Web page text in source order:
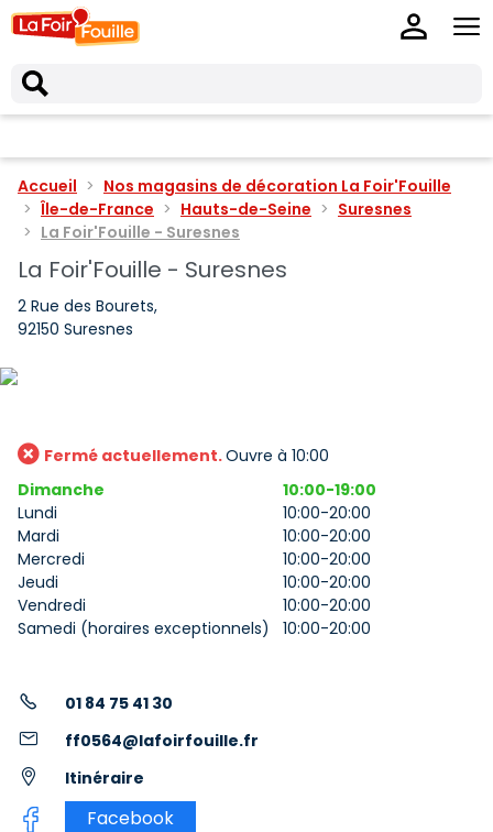
Accueil
Nos magasins de décoration La Foir'Fouille
Île-de-France
Hauts-de-Seine
Suresnes
La Foir'Fouille - Suresnes
La Foir'Fouille - Suresnes
2 Rue des Bourets,
92150 Suresnes
Fermé actuellement.Ouvre à 10:00
Dimanche
10:00-19:00
Lundi
10:00-20:00
Mardi
10:00-20:00
Mercredi
10:00-20:00
Jeudi
10:00-20:00
Vendredi
10:00-20:00
Samedi (horaires exceptionnels)
10:00-20:00
01 84 75 41 30
ff0564@lafoirfouille.fr
Itinéraire
Facebook